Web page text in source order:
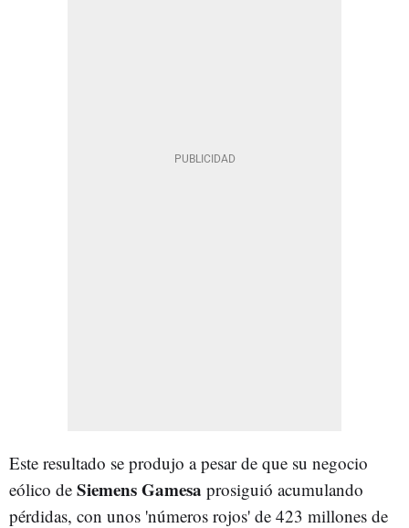
Este resultado se produjo a pesar de que su negocio
eólico de Siemens Gamesa prosiguió acumulando
pérdidas, con unos 'números rojos' de 423 millones de